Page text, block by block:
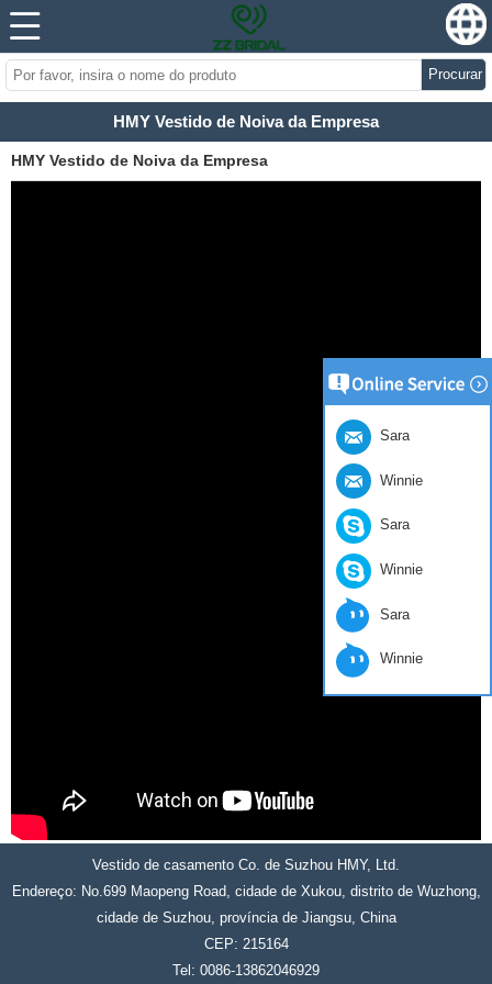
Procurar
HMY Vestido de Noiva da Empresa
HMY Vestido de Noiva da Empresa
Vestido de casamento Co. de Suzhou HMY, Ltd.
Endereço: No.699 Maopeng Road, cidade de Xukou, distrito de Wuzhong,
cidade de Suzhou, província de Jiangsu, China
CEP: 215164
Tel: 0086-13862046929
Sara
Winnie
Sara
Winnie
Sara
Winnie